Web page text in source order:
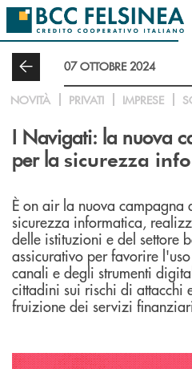
Salta al contenuto principale
07 OTTOBRE 2024
NOVITÀ PRIVATI IMPRESE
I Navigati: la nuova
per la sicurezza
È on air la nuova campagna
sicurezza informatica,
delle istituzioni e del settore
assicurativo per favorire
canali e degli strumenti
cittadini sui rischi di attacchi
fruizione dei servizi